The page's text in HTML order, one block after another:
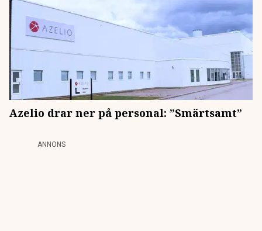
Azelio drar ner på personal: ”Smärtsamt”
ANNONS